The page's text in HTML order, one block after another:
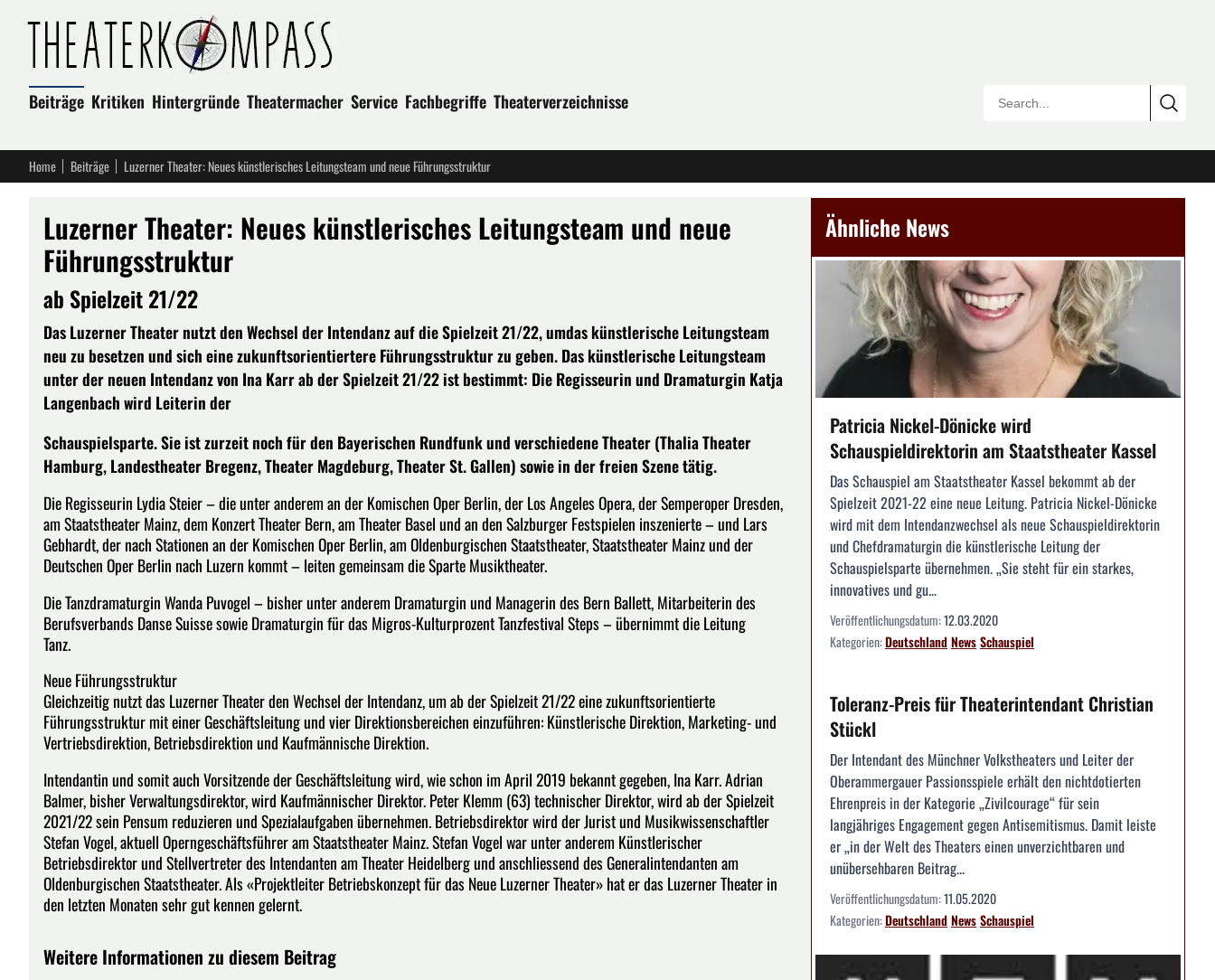
Beiträge Kritiken Hintergründe Theatermacher Service Fachbegriffe Theaterverzeichnisse
Home Beiträge Luzerner Theater: Neues künstlerisches Leitungsteam und neue Führungsstruktur
Luzerner Theater: Neues künstlerisches Leitungsteam und neue
Führungsstruktur
ab Spielzeit 21/22
Das Luzerner Theater nutzt den Wechsel der Intendanz auf die Spielzeit 21/22, umdas künstlerische Leitungsteam
neu zu besetzen und sich eine zukunftsorientiertere Führungsstruktur zu geben. Das künstlerische Leitungsteam
unter der neuen Intendanz von Ina Karr ab der Spielzeit 21/22 ist bestimmt: Die Regisseurin und Dramaturgin Katja
Langenbach wird Leiterin der
Schauspielsparte. Sie ist zurzeit noch für den Bayerischen Rundfunk und verschiedene Theater (Thalia Theater
Hamburg, Landestheater Bregenz, Theater Magdeburg, Theater St. Gallen) sowie in der freien Szene tätig.
Die Regisseurin Lydia Steier – die unter anderem an der Komischen Oper Berlin, der Los Angeles Opera, der Semperoper Dresden,
am Staatstheater Mainz, dem Konzert Theater Bern, am Theater Basel und an den Salzburger Festspielen inszenierte – und Lars
Gebhardt, der nach Stationen an der Komischen Oper Berlin, am Oldenburgischen Staatstheater, Staatstheater Mainz und der
Deutschen Oper Berlin nach Luzern kommt – leiten gemeinsam die Sparte Musiktheater.
Die Tanzdramaturgin Wanda Puvogel – bisher unter anderem Dramaturgin und Managerin des Bern Ballett, Mitarbeiterin des
Berufsverbands Danse Suisse sowie Dramaturgin für das Migros-Kulturprozent Tanzfestival Steps – übernimmt die Leitung
Tanz.
Neue Führungsstruktur
Gleichzeitig nutzt das Luzerner Theater den Wechsel der Intendanz, um ab der Spielzeit 21/22 eine zukunftsorientierte
Führungsstruktur mit einer Geschäftsleitung und vier Direktionsbereichen einzuführen: Künstlerische Direktion, Marketing- und
Vertriebsdirektion, Betriebsdirektion und Kaufmännische Direktion.
Intendantin und somit auch Vorsitzende der Geschäftsleitung wird, wie schon im April 2019 bekannt gegeben, Ina Karr. Adrian
Balmer, bisher Verwaltungsdirektor, wird Kaufmännischer Direktor. Peter Klemm (63) technischer Direktor, wird ab der Spielzeit
2021/22 sein Pensum reduzieren und Spezialaufgaben übernehmen. Betriebsdirektor wird der Jurist und Musikwissenschaftler
Stefan Vogel, aktuell Operngeschäftsführer am Staatstheater Mainz. Stefan Vogel war unter anderem Künstlerischer
Betriebsdirektor und Stellvertreter des Intendanten am Theater Heidelberg und anschliessend des Generalintendanten am
Oldenburgischen Staatstheater. Als «Projektleiter Betriebskonzept für das Neue Luzerner Theater» hat er das Luzerner Theater in
den letzten Monaten sehr gut kennen gelernt.
Weitere Informationen zu diesem Beitrag
Ähnliche News
Patricia Nickel-Dönicke wird
Schauspieldirektorin am Staatstheater Kassel
Das Schauspiel am Staatstheater Kassel bekommt ab der
Spielzeit 2021-22 eine neue Leitung. Patricia Nickel-Dönicke
wird mit dem Intendanzwechsel als neue Schauspieldirektorin
und Chefdramaturgin die künstlerische Leitung der
Schauspielsparte übernehmen. „Sie steht für ein starkes,
innovatives und gu...
Veröffentlichungsdatum:12.03.2020
Kategorien:DeutschlandNewsSchauspiel
Toleranz-Preis für Theaterintendant Christian
Stückl
Der Intendant des Münchner Volkstheaters und Leiter der
Oberammergauer Passionsspiele erhält den nichtdotierten
Ehrenpreis in der Kategorie „Zivilcourage“ für sein
langjähriges Engagement gegen Antisemitismus. Damit leiste
er „in der Welt des Theaters einen unverzichtbaren und
unübersehbaren Beitrag...
Veröffentlichungsdatum:11.05.2020
Kategorien:DeutschlandNewsSchauspiel